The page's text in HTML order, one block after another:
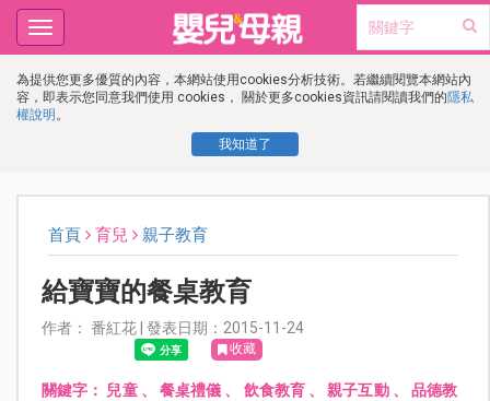
為提供您更多優質的內容，本網站使用cookies分析技術。若繼續閱覽本網站內
容，即表示您同意我們使用 cookies， 關於更多cookies資訊請閱讀我們的隱私
權說明 。
我知道了
Toggle
navigation
首頁 育兒 親子教育
給寶寶的餐桌教育
作者： 番紅花 | 發表日期：2015-11-24
收藏
關鍵字： 兒童、 餐桌禮儀 、 飲食教育、親子互動、 品德教